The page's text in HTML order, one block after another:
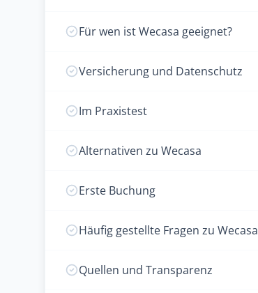
Für wen ist Wecasa geeignet?
Versicherung und Datenschutz
Im Praxistest
Alternativen zu Wecasa
Erste Buchung
Häufig gestellte Fragen zu Wecasa
Quellen und Transparenz